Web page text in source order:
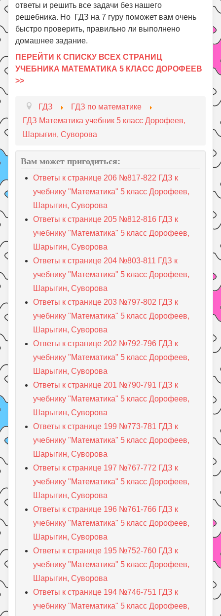
ответы и решить все задачи без нашего
решебника. Но ГДЗ на 7 гуру поможет вам очень
быстро проверить, правильно ли выполнено
домашнее задание.
ПЕРЕЙТИ К СПИСКУ ВСЕХ СТРАНИЦ
УЧЕБНИКА МАТЕМАТИКА 5 КЛАСС ДОРОФЕЕВ
>>
ГДЗ
ГДЗ по математике
ГДЗ Математика учебник 5 класс Дорофеев,
Шарыгин, Суворова
Вам может пригодиться:
Ответы к странице 206 №817-822 ГДЗ к
учебнику "Математика" 5 класс Дорофеев,
Шарыгин, Суворова
Ответы к странице 205 №812-816 ГДЗ к
учебнику "Математика" 5 класс Дорофеев,
Шарыгин, Суворова
Ответы к странице 204 №803-811 ГДЗ к
учебнику "Математика" 5 класс Дорофеев,
Шарыгин, Суворова
Ответы к странице 203 №797-802 ГДЗ к
учебнику "Математика" 5 класс Дорофеев,
Шарыгин, Суворова
Ответы к странице 202 №792-796 ГДЗ к
учебнику "Математика" 5 класс Дорофеев,
Шарыгин, Суворова
Ответы к странице 201 №790-791 ГДЗ к
учебнику "Математика" 5 класс Дорофеев,
Шарыгин, Суворова
Ответы к странице 199 №773-781 ГДЗ к
учебнику "Математика" 5 класс Дорофеев,
Шарыгин, Суворова
Ответы к странице 197 №767-772 ГДЗ к
учебнику "Математика" 5 класс Дорофеев,
Шарыгин, Суворова
Ответы к странице 196 №761-766 ГДЗ к
учебнику "Математика" 5 класс Дорофеев,
Шарыгин, Суворова
Ответы к странице 195 №752-760 ГДЗ к
учебнику "Математика" 5 класс Дорофеев,
Шарыгин, Суворова
Ответы к странице 194 №746-751 ГДЗ к
учебнику "Математика" 5 класс Дорофеев,